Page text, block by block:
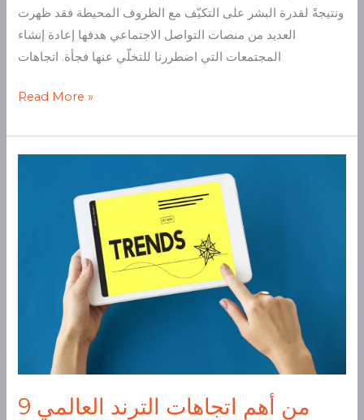
ونتيجةً لقدرة البشر على التكيّف مع الظروف المحيطة فقد ظهرت
العديد من منصات التواصل الاجتماعي هدفها إعادة إنشاء
المجتمعات التي اضطررنا للتخلّي عنها فجأة. اتجاهات
Read More »
9 من أهم اتجاهات الترند العالمي
المسوقين
متابعتها
وسائل